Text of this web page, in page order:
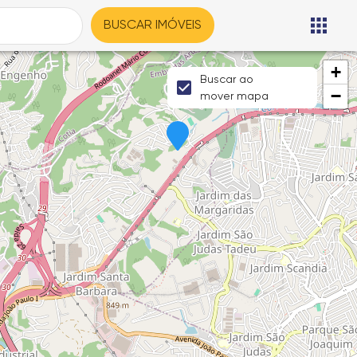
BUSCAR IMÓVEIS
+
−
Buscar ao
mover mapa